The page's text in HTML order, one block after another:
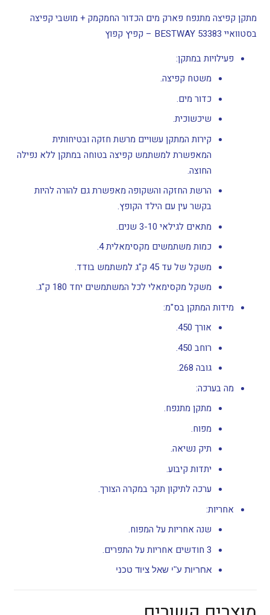
-
קפיץ
מתקן קפיצה מתנפח פארק מים הכדור החמקמק + מושבי קפיצה
בסטוואיי BESTWAY 53383 – קפיץ קפוץ
פעילויות במתקן:
משטח קפיצה.
כדור מים.
שיכשוכית.
קירות המתקן עשויים מרשת חזקה ובטיחותית
המאפשרת למשתמש קפיצה בטוחה במתקן ללא נפילה
החוצה.
הרשת החזקה והשקופה מאפשרת גם להורה להיות
בקשר עין עם הילד הקופץ.
מתאים לגילאי 3-10 שנים.
כמות משתמשים מקסימאלית 4.
משקל של עד 45 ק"ג למשתמש בודד.
משקל מקסימאלי לכל המשתמשים יחד 180 ק"ג.
מידות המתקן בס"מ:
אורך 450.
רוחב 450.
גובה 268.
מה בערכה:
מתקן מתנפח.
מפוח.
תיק נשיאה.
יתדות קיבוע.
ערכה לתיקון תקר במקרה הצורך.
אחריות:
שנה אחריות על המפוח.
3 חודשים אחריות על התפרים.
אחריות ע"י שאל ציוד טכני